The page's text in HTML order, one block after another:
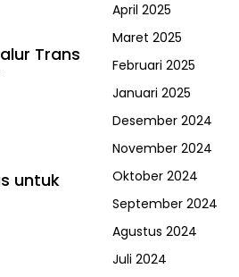
Trans
untuk
April 2025
Maret 2025
Februari 2025
Januari 2025
Desember 2024
November 2024
Oktober 2024
September 2024
Agustus 2024
Juli 2024